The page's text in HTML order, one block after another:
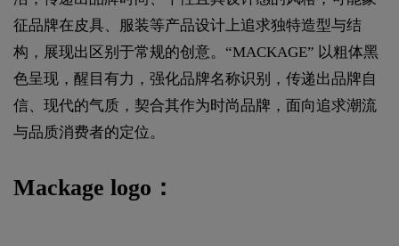
征品牌在皮具、服装等产品设计上追求独特造型与结
构，展现出区别于常规的创意。“MACKAGE” 以粗体黑
色呈现，醒目有力，强化品牌名称识别，传递出品牌自
信、现代的气质，契合其作为时尚品牌，面向追求潮流
与品质消费者的定位。
Mackage logo：